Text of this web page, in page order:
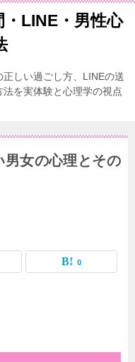
LINE・男性心
しい過ごし方、LINEの送
を実体験と心理学の視点
男女の心理とその
0